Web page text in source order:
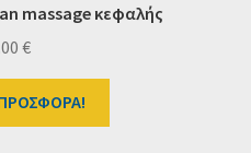
massage κεφαλής
€